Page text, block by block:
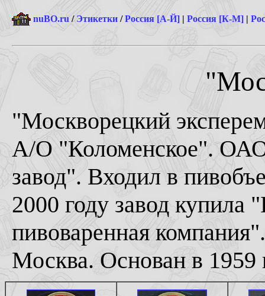
nuBO.ru /Этикетки /Россия [А-Й] | Россия [К-М] |
"Москворецкий
А/О "Коломенское".
завод". Входил в
2000 году завод купила
пивоваренная компания".
Москва. Основан в 1959